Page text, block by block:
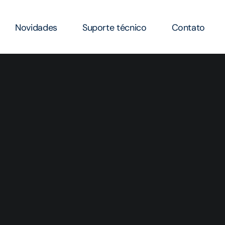
Novidades Suporte técnico Contato